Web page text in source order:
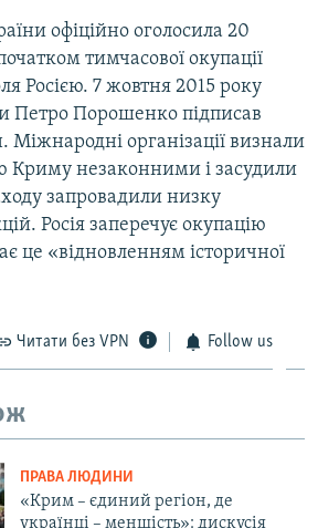
офіційно оголосила 20
тимчасової окупації
Росією. 7 жовтня 2015 року
Петро Порошенко підписав
Міжнародні організації визнали
Криму незаконними і засудили
запровадили низку
Росія заперечує окупацію
це «відновленням історичної
Читати без VPN Follow us
ПРАВА ЛЮДИНИ
«Крим – єдиний регіон, де
українці – меншість»: дискусія